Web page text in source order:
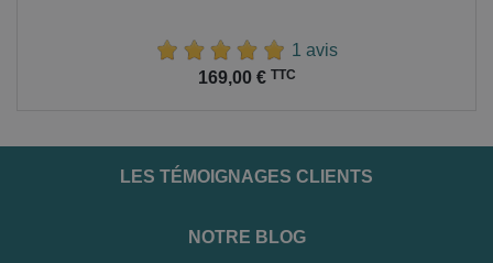
1 avis
169,00 € TTC
LES TÉMOIGNAGES CLIENTS
NOTRE BLOG